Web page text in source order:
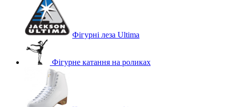
Фігурні леза Ultima
Фігурне катання на роликах